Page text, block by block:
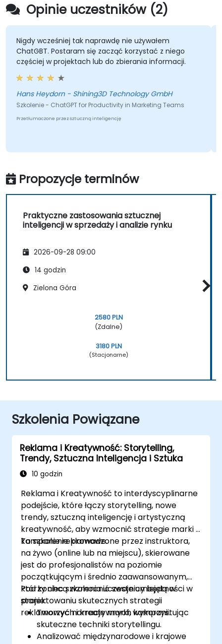
Opinie uczestników (2)
Nigdy wcześniej tak naprawdę nie używałem
ChatGBT. Postaram się zacząć korzystać z niego
częściej w projektach lub do zbierania informacji.
Hans Heydorn - Shining3D Technology GmbH
Szkolenie - ChatGPT for Productivity in Marketing Teams
Przetłumaczone przez sztuczną inteligencję
Propozycje terminów
Praktyczne zastosowania sztucznej
inteligencji w sprzedaży i analizie rynku
2026-09-28 09:00
14 godzin
Zielona Góra
2580 PLN
(Zdalne)
3180 PLN
(Stacjonarne)
Szkolenia Powiązane
Reklama i Kreatywność: Storytelling,
Trendy, Sztuczna Inteligencja i Sztuka
10 godzin
Reklama i Kreatywność to interdyscyplinarne
podejście, które łączy storytelling, nowe
trendy, sztuczną inteligencję i artystyczną
kreatywność, aby wzmocnić strategie marki i
kampanie reklamowe.
To szkolenie prowadzone przez instruktora,
na żywo (online lub na miejscu), skierowane
jest do profesjonalistów na poziomie
początkującym i średnio zaawansowanym,
którzy chcą wzmocnić swoje umiejętności w
projektowaniu skutecznych strategii
reklamowych i kreatywnych kampanii.
Pod koniec szkolenia uczestnicy będą w
stanie:
Tworzyć narracje marki, wykorzystując
skuteczne techniki storytellingu.
Analizować międzynarodowe i krajowe